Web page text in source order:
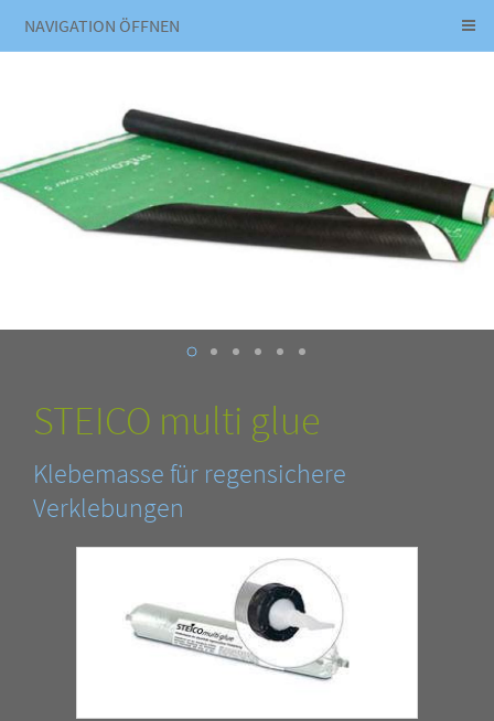
NAVIGATION ÖFFNEN
STEICO multi glue
Klebemasse für regensichere
Verklebungen